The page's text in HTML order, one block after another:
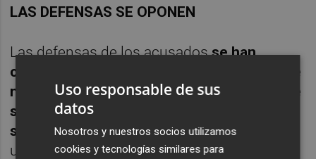
LAS DEFENSAS SE OPONEN
Las defensas de los acusadosse han
opuesto a estas peticiones al entender que
no existe ningún riesgo de fuga puesto que
sus representados han asistido al juzgado
siempre que se les ha requeridoy, además,
uno de los letrados, que representa a Miguel
Uso responsable de sus
datos
Nosotros y nuestros socios utilizamos
cookies y tecnologías similares para